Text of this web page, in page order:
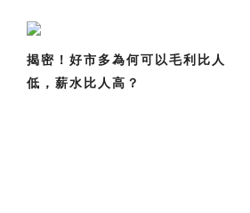
揭密！好市多為何可以毛利比人
低，薪水比人高？